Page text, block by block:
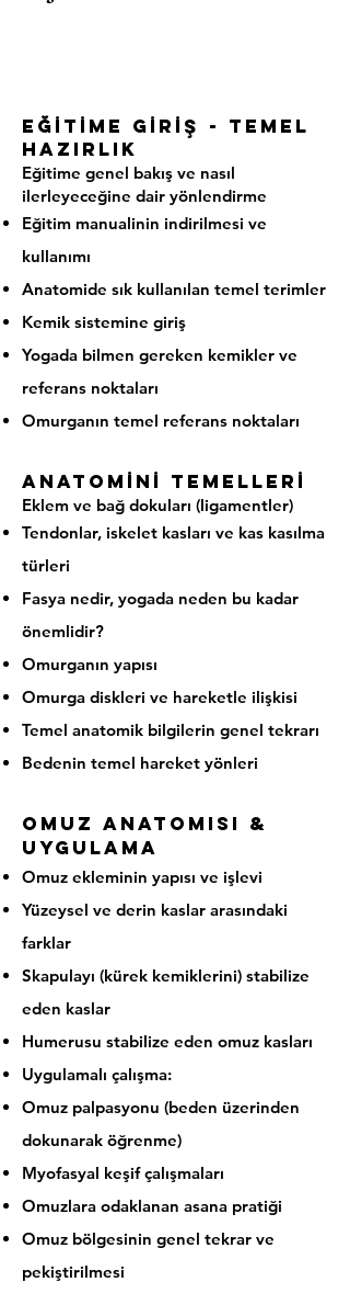
EĞİTİME GİRİŞ - TEMEL
HAZIRLIK
Eğitime genel bakış ve nasıl
ilerleyeceğine dair yönlendirme
Eğitim manualinin indirilmesi ve
kullanımı
Anatomide sık kullanılan temel terimler
Kemik sistemine giriş
Yogada bilmen gereken kemikler ve
referans noktaları
Omurganın temel referans noktaları
anatomİnİ temellerİ
Eklem ve bağ dokuları (ligamentler)
Tendonlar, iskelet kasları ve kas kasılma
türleri
Fasya nedir, yogada neden bu kadar
önemlidir?
Omurganın yapısı
Omurga diskleri ve hareketle ilişkisi
Temel anatomik bilgilerin genel tekrarı
Bedenin temel hareket yönleri
Omuz Anatomisi &
Uygulama
Omuz ekleminin yapısı ve işlevi
Yüzeysel ve derin kaslar arasındaki
farklar
Skapulayı (kürek kemiklerini) stabilize
eden kaslar
Humerusu stabilize eden omuz kasları
Uygulamalı çalışma:
Omuz palpasyonu (beden üzerinden
dokunarak öğrenme)
Myofasyal keşif çalışmaları
Omuzlara odaklanan asana pratiği
Omuz bölgesinin genel tekrar ve
pekiştirilmesi